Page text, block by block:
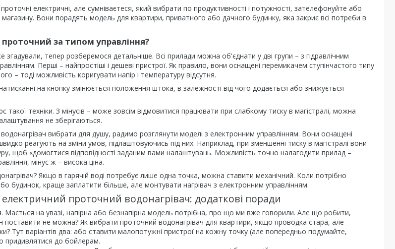
електричні, але сумніваєтеся, який вибрати по продуктивності і потужності, зателефонуйте або
Вони порадять модель для квартири, приватного або дачного будинку, яка закриє всі потреби в
за типом управління?
тепер розберемося детальніше. Всі прилади можна об'єднати у дві групи – з гідравлічним
Перші – найпростіші і дешеві пристрої. Як правило, вони оснащені перемикачем ступінчастого типу
– тоді можливість коригувати напір і температуру відсутня.
на кнопку змінюється положення штока, в залежності від чого додається або знижується
такої техніки. З мінусів – може зовсім відмовитися працювати при слабкому тиску в магістралі, можна
не зберігаються.
вибрати для душу, радимо розглянути моделі з електронним управлінням. Вони оснащені
реагують на зміни умов, підлаштовуючись під них. Наприклад, при зменшенні тиску в магістралі вони
щоб «домогтися відповідності заданим вами налаштувань. Можливість точно налагодити прилад –
мінус ж – висока ціна.
Якщо в гарячій воді потребує лише одна точка, можна ставити механічний. Коли потрібно
будинок, краще заплатити більше, але монтувати нагрівач з електронним управлінням.
проточний водонагрівач: додаткові поради
Мається на увазі, напірна або безнапірна модель потрібна, про що ми вже говорили. Але що робити,
поставити не можна? Як вибрати проточний водонагрівач для квартири, якщо проводка стара, але
Тут варіантів два: або ставити малопотужні пристрої на кожну точку (але попередньо подумайте,
придивлятися до бойлерам.